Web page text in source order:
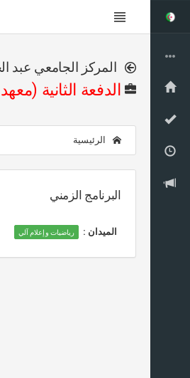
المركز الجامعي عبد
الدفعة الثانية
الرئيسية
البرنامج الزمني
الميدان : رياضيات وإعلام آلي